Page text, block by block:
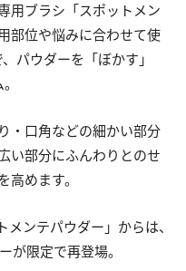
用ブラシ「スポットメン
部位や悩みに合わせて使
パウダーを「ぼかす」
・口角などの細かい部分
い部分にふんわりとのせ
めます。
ンテパウダー」からは、
が限定で再登場。